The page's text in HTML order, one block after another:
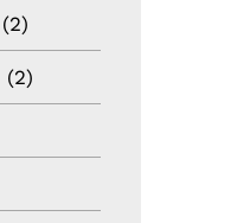
(2)
(2)